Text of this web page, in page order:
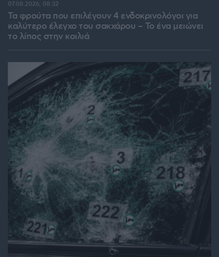
Τα φρούτα που επιλέγουν 4 ενδοκρινολόγοι για
καλύτερο έλεγχο του σακχάρου – Το ένα μειώνει
το λίπος στην κοιλιά
07.08.2026, 08:32